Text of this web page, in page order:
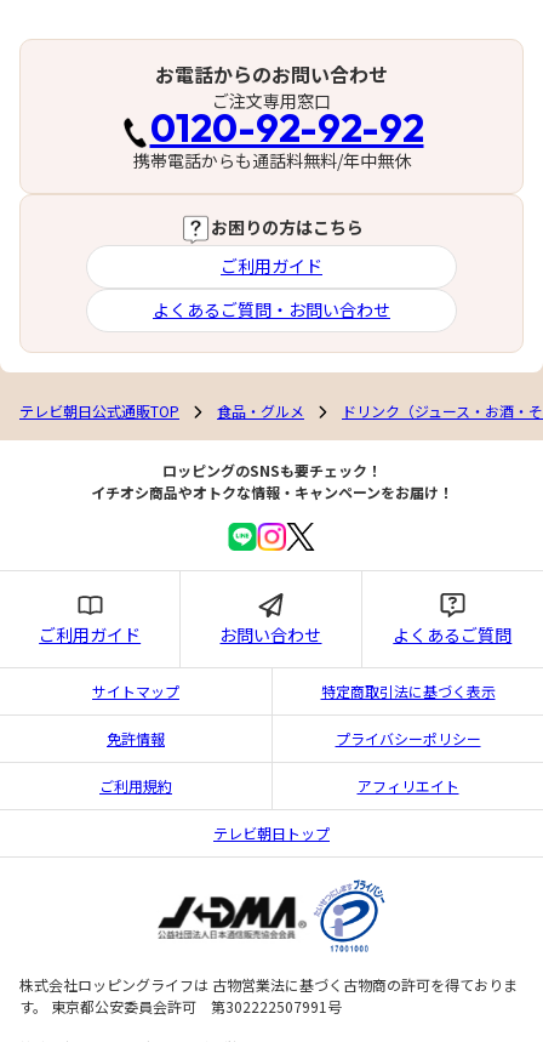
お電話からのお問い合わせ
ご注文専用窓口
0120-92-92-92
携帯電話からも通話料無料/年中無休
お困りの方はこちら
ご利用ガイド
よくあるご質問・お問い合わせ
テレビ朝日公式通販TOP 食品・グルメ ドリンク（ジュース・お酒・
ロッピングのSNSも要チェック！
イチオシ商品やオトクな情報・キャンペーンをお届け！
ご利用ガイド お問い合わせ よくあるご質問
サイトマップ 特定商取引法に基づく表示
免許情報 プライバシーポリシー
ご利用規約 アフィリエイト
テレビ朝日トップ
株式会社ロッピングライフは 古物営業法に基づく古物商の許可を得ておりま
す。 東京都公安委員会許可 第302222507991号